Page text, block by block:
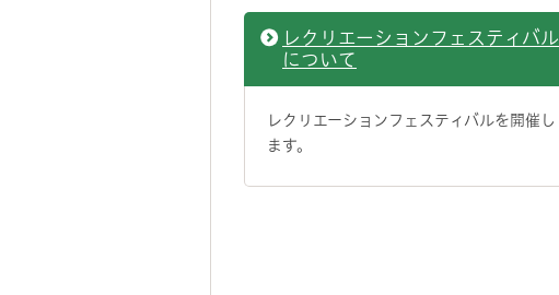
レクリエーションフェスティバル
について
レクリエーションフェスティバルを開催し
ます。